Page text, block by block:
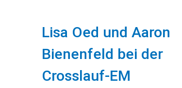
Lisa Oed und Aaron
Bienenfeld bei der
Crosslauf-EM